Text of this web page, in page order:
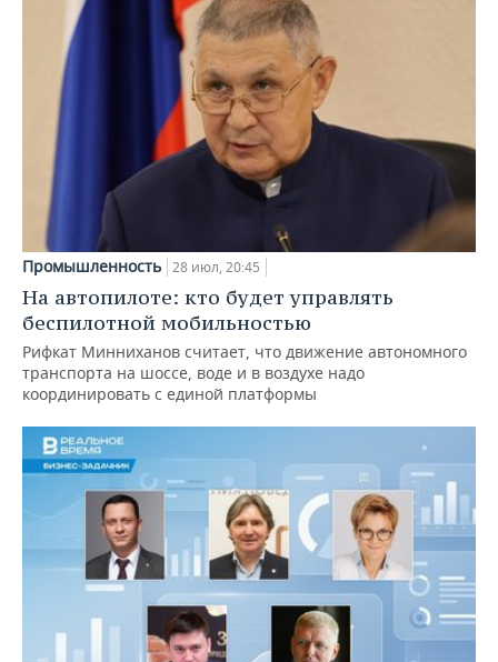
Промышленность 28 июл, 20:45
На автопилоте: кто будет управлять
беспилотной мобильностью
Рифкат Минниханов считает, что движение автономного
транспорта на шоссе, воде и в воздухе надо
координировать с единой платформы